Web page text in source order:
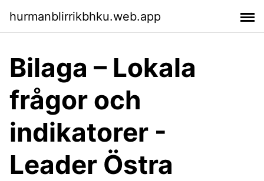
hurmanblirrikbhku.web.app
Bilaga – Lokala
frågor och
indikatorer -
Leader Östra